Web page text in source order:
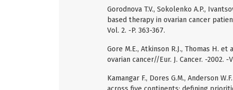
Gorodnova T.V., Sokolenko A.P.,
based therapy in ovarian cancer
Vol. 2. -P. 363-367.
Gore M.E., Atkinson R.J., Thomas H.
ovarian cancer//Eur. J. Cancer. -2002. -
Kamangar F., Dores G.M., Anderson